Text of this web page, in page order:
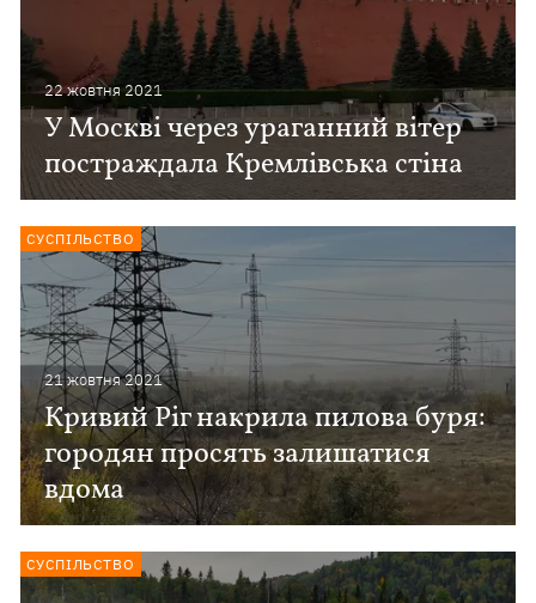
22 жовтня 2021
У Москві через ураганний вітер
постраждала Кремлівська стіна
21 жовтня 2021
Кривий Ріг накрила пилова буря:
городян просять залишатися
вдома
СУСПІЛЬСТВО
СУСПІЛЬСТВО